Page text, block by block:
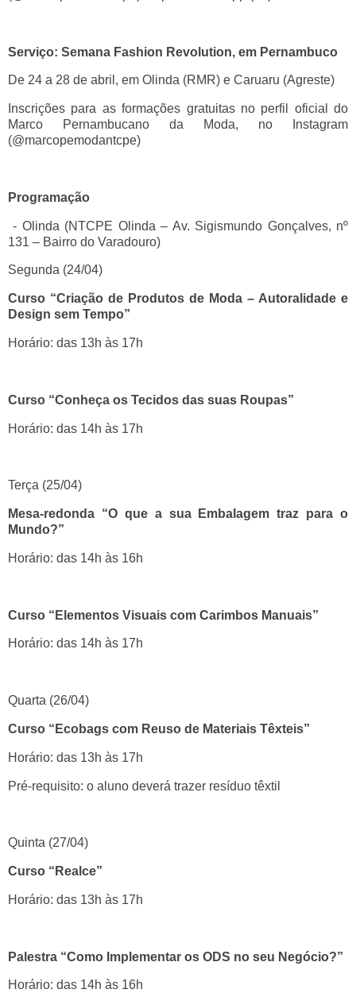
Serviço: Semana Fashion Revolution, em Pernambuco
De 24 a 28 de abril, em Olinda (RMR) e Caruaru (Agreste)
Inscrições para as formações gratuitas no perfil oficial do
Marco Pernambucano da Moda, no Instagram
(@marcopemodantcpe)
Programação
- Olinda (NTCPE Olinda – Av. Sigismundo Gonçalves, nº
131 – Bairro do Varadouro)
Segunda (24/04)
Curso “Criação de Produtos de Moda – Autoralidade e
Design sem Tempo”
Horário: das 13h às 17h
Curso “Conheça os Tecidos das suas Roupas”
Horário: das 14h às 17h
Terça (25/04)
Mesa-redonda “O que a sua Embalagem traz para o
Mundo?”
Horário: das 14h às 16h
Curso “Elementos Visuais com Carimbos Manuais”
Horário: das 14h às 17h
Quarta (26/04)
Curso “Ecobags com Reuso de Materiais Têxteis”
Horário: das 13h às 17h
Pré-requisito: o aluno deverá trazer resíduo têxtil
Quinta (27/04)
Curso “Realce”
Horário: das 13h às 17h
Palestra “Como Implementar os ODS no seu Negócio?”
Horário: das 14h às 16h